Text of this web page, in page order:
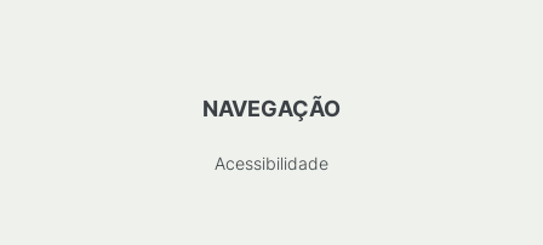
NAVEGAÇÃO
Acessibilidade